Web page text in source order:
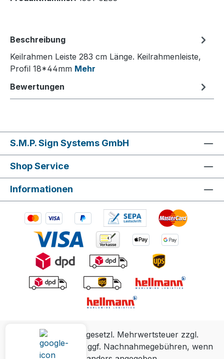
Beschreibung
Keilrahmen Leiste 283 cm Länge. Keilrahmenleiste,
Profil 18*44mm Mehr
Bewertungen
S.M.P. Sign Systems GmbH
Shop Service
Informationen
Alle Preise inkl. gesetzl. Mehrwertsteuer zzgl.
Versandkostenund ggf. Nachnahmegebühren, wenn